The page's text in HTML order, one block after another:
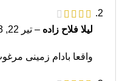
لیلا فلاح زاده – تیر 22, 1403
واقعا بادام زمینی